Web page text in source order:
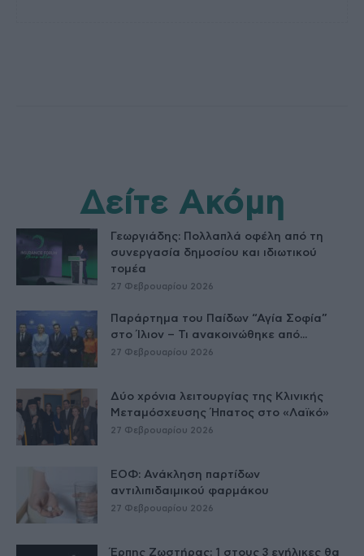
Δείτε Ακόμη
Γεωργιάδης: Πολλαπλά οφέλη από τη
συνεργασία δημοσίου και ιδιωτικού
τομέα
27 Φεβρουαρίου 2026
Παράρτημα του Παίδων “Αγία Σοφία”
στο Ίλιον – Τι ανακοινώθηκε από...
27 Φεβρουαρίου 2026
Δύο χρόνια λειτουργίας της Κλινικής
Μεταμόσχευσης Ήπατος στο «Λαϊκό»
27 Φεβρουαρίου 2026
ΕΟΦ: Ανάκληση παρτίδων
αντιλιπιδαιμικού φαρμάκου
27 Φεβρουαρίου 2026
Έρπης Ζωστήρας: 1 στους 3 ενήλικες θα